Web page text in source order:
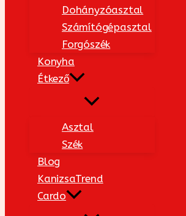
Dohányzóasztal
Számítógépasztal
Forgószék
Konyha
Étkező
Asztal
Szék
Blog
KanizsaTrend
Cardo